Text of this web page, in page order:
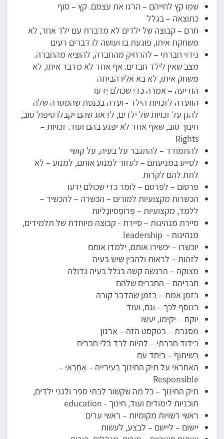
שמו קץ לחייהם – הרגו את עצמם. קץ – סוף
כתוצאה – בגלל
חרם – קבוצה של ילדים לא מדברת עם ילד אחר, לא
משחקת איתו, פוגעת בו ועושה לו דברים רעים
נידוי חברתי – להרחיק מהחברה, להוציא מהחברה.
מצב שאין לילד חברים. אף אחד לא מדבר איתו, לא
משחק איתו, לא בא אליו הביתה
הודיעה – אמרה כדי שכולם יֵדעו
הוועדה לזכויות הילד - ועדה בכנסת שהמטרה שלה
להגן על זכויות של ילדים, לדאוג שהם יקבלו טיפול טוב,
חינוך טוב, שאף אחד לא יפגע בהם ועוד. זכויות –
Rights
להתמודד – להתגבר על בעיה, על קושי
לסייע במניעתם – לעזור למנוע אותם, למנוע – לא
לתת להם לקרות
פרסום – לפרסם – לומר כדי שכולם יֵדעו
הכשרות מקצועיות למורים – הכשרה – להכשיר –
ללמד, מקצועיות – פְּרופֶסיוֹנָליוּת
סיירת מנהיגות – סיירת - קבוצה מיוחדת של תלמידים,
מנהיגות - leadership
יוכשרו – יכשירו אותם, ילמדו אותם
לזהות – לראות ולהבין שיש בעיה
מצוקה – הרגשה קשה בגלל בעיה גדולה
חבריהם – החברים שלהם
בזמן אמת – בזמן שהדבר קורה
בנוסף לכך – וגם, ועוד
יוקם – יקימו, יעשו
מסגרת – בטקסט הזה – ארגון
בידוד חברתי – להיות לבד בלי חברים
בשיתוף – ביחד עם
האחראי על תיק החינוך בעירייה – אַחֲרַאי –
Responsible
תיק החינוך – כל מה שקשור לבתי ספר ולגני ילדים,
תוכניות לימודים ועוד, חינוך - education
ראשי רשויות מקומיות – ראשי ערים
יישום – ליישם – לבצע, לעשות